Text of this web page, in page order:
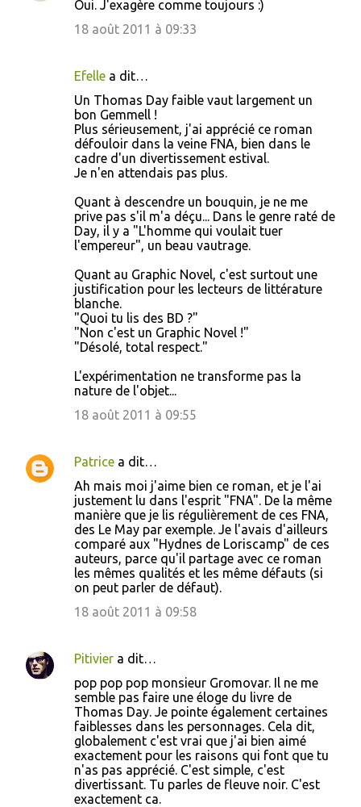
Oui. J'exagère comme toujours :)
18 août 2011 à 09:33
Efelle a dit…
Un Thomas Day faible vaut largement un
bon Gemmell !
Plus sérieusement, j'ai apprécié ce roman
défouloir dans la veine FNA, bien dans le
cadre d'un divertissement estival.
Je n'en attendais pas plus.
Quant à descendre un bouquin, je ne me
prive pas s'il m'a déçu... Dans le genre raté de
Day, il y a "L'homme qui voulait tuer
l'empereur", un beau vautrage.
Quant au Graphic Novel, c'est surtout une
justification pour les lecteurs de littérature
blanche.
"Quoi tu lis des BD ?"
"Non c'est un Graphic Novel !"
"Désolé, total respect."
L'expérimentation ne transforme pas la
nature de l'objet...
18 août 2011 à 09:55
Patrice a dit…
Ah mais moi j'aime bien ce roman, et je l'ai
justement lu dans l'esprit "FNA". De la même
manière que je lis régulièrement de ces FNA,
des Le May par exemple. Je l'avais d'ailleurs
comparé aux "Hydnes de Loriscamp" de ces
auteurs, parce qu'il partage avec ce roman
les mêmes qualités et les même défauts (si
on peut parler de défaut).
18 août 2011 à 09:58
Pitivier a dit…
pop pop pop monsieur Gromovar. Il ne me
semble pas faire une éloge du livre de
Thomas Day. Je pointe également certaines
faiblesses dans les personnages. Cela dit,
globalement c'est vrai que j'ai bien aimé
exactement pour les raisons qui font que tu
n'as pas apprécié. C'est simple, c'est
divertissant. Tu parles de fleuve noir. C'est
exactement ca.